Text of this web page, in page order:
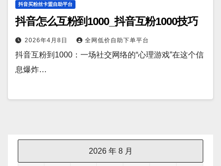
抖音买粉丝卡盟自助平台
抖音怎么互粉到1000_抖音互粉1000技巧
2026年4月8日 全网低价自助下单平台
抖音互粉到1000：一场社交网络的“心理游戏”在这个信
息爆炸…
2026 年 8 月